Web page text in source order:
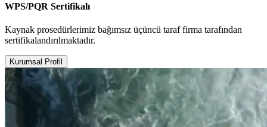
WPS/PQR Sertifikalı
Kaynak prosedürlerimiz bağımsız üçüncü taraf firma tarafından
sertifikalandırılmaktadır.
Kurumsal Profil